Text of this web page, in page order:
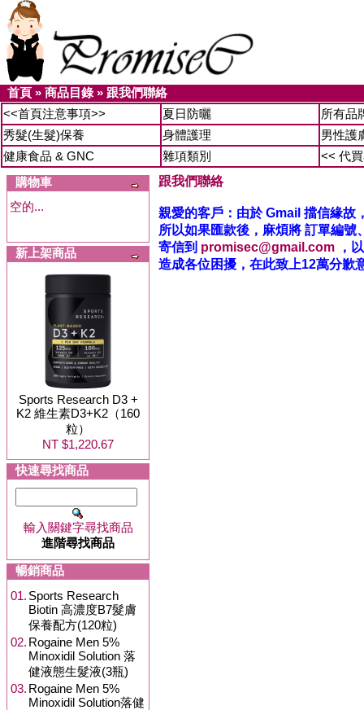
首頁 » 商品目錄» 跟我們聯絡
<<首頁注意事項>>
夏日防曬
所有品
秀髮(生髮)保養
身體護理
男性護
健康食品 & GNC
雜項類別
<< 代
購物車
空的...
新上架商品
Sports Research D3 +
K2 維生素D3+K2（160
粒）
NT $1,220.67
快速尋找商品
輸入關鍵字尋找商品
進階尋找商品
暢銷商品
01. Sports Research
Biotin 高濃度B7髮膚
保養配方(120粒)
02. Rogaine Men 5%
Minoxidil Solution 落
健液態生髮液(3瓶)
03. Rogaine Men 5%
Minoxidil Solution落健
跟我們聯絡
親愛的客戶：由於 Gmail 擋信緣故
所以如果匯款後，麻煩將 訂單編號
寄信到 promisec@gmail.com ，
造成各位困擾，在此致上12萬分歉